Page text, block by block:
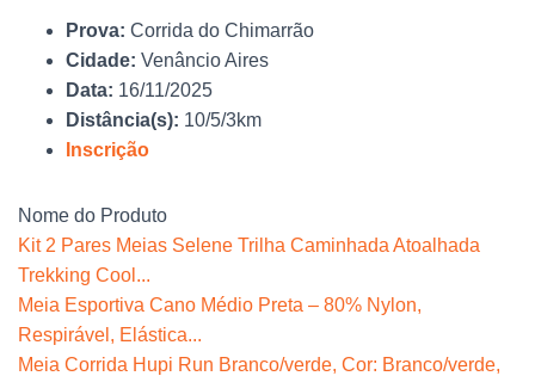
Prova: Corrida do Chimarrão
Cidade: Venâncio Aires
Data: 16/11/2025
Distância(s): 10/5/3km
Inscrição
Nome do Produto
Kit 2 Pares Meias Selene Trilha Caminhada Atoalhada
Trekking Cool...
Meia Esportiva Cano Médio Preta – 80% Nylon,
Respirável, Elástica...
Meia Corrida Hupi Run Branco/verde, Cor: Branco/verde,